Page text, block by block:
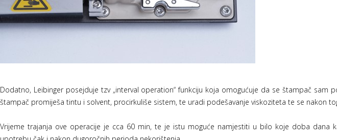
Dodatno, Leibinger posejduje tzv „interval operation“ funkciju koja omogućuje da se štampač
štampač promiješa tintu i solvent, procirkuliše sistem, te uradi podešavanje viskoziteta te se nakon
Vrijeme trajanja ove operacije je cca 60 min, te je istu moguće namjestiti u bilo koje doba